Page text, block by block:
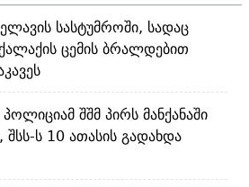
სასტუმროში, სადაც
ცემის ბრალდებით
შშმ პირს მანქანაში
შსს-ს 10 ათასის გადახდა